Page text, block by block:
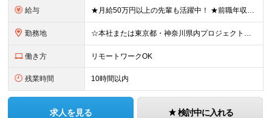
給与 ★月給50万円以上の先輩も活躍中！ ★前職年収から80万円以上UP保証 月給35万円～ ※月給には固定残業代を含む(月20時間分/2万6000円～/超過分別途支給） ※残業がなくても上記支給(基本残
勤務地 ☆本社または東京都・神奈川県内プロジェクト先での勤務となります ☆リモートワークOKの案件も多数あります(応相談) ☆転居を伴う転勤はありません ☆九州地方、北陸地方、北海道からの転職者も多数在籍！/
働き方 リモートワークOK
残業時間 10時間以内
求人を見る 検討中に入れる